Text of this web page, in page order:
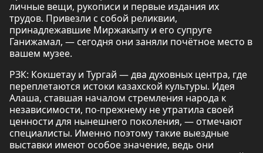
личные вещи, рукописи и первые издания их
трудов. Привезли с собой реликвии,
принадлежавшие Миржакыпу и его супруге
Ганижамал, — сегодня они заняли почётное место в
вашем музее.
РЗК: Кокшетау и Тургай — два духовных центра, где
переплетаются истоки казахской культуры. Идея
Алаша, ставшая началом стремления народа к
независимости, по-прежнему не утратила своей
ценности для нынешнего поколения, — отмечают
специалисты. Именно поэтому такие выездные
выставки имеют особое значение, ведь они